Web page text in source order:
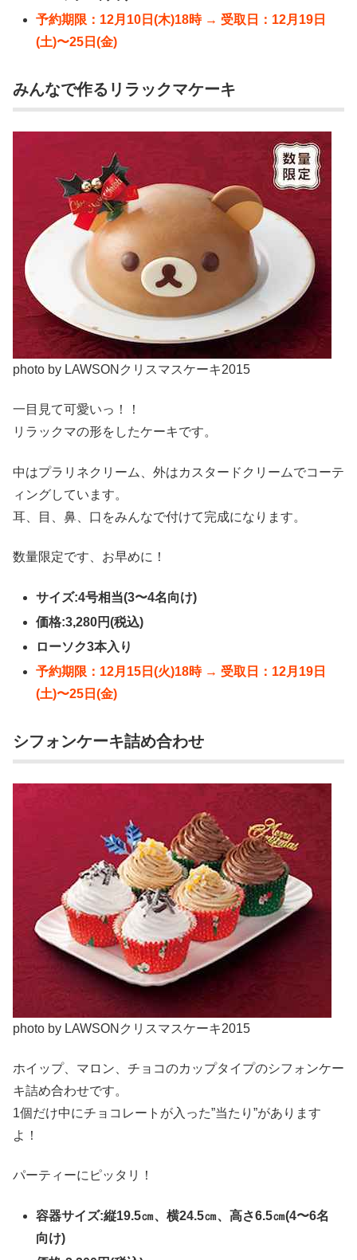
予約期限：12月10日(木)18時 → 受取日：12月19日
(土)〜25日(金)
みんなで作るリラックマケーキ
photo by LAWSONクリスマスケーキ2015
一目見て可愛いっ！！
リラックマの形をしたケーキです。
中はプラリネクリーム、外はカスタードクリームでコーテ
ィングしています。
耳、目、鼻、口をみんなで付けて完成になります。
数量限定です、お早めに！
サイズ:4号相当(3〜4名向け)
価格:3,280円(税込)
ローソク3本入り
予約期限：12月15日(火)18時 → 受取日：12月19日
(土)〜25日(金)
シフォンケーキ詰め合わせ
photo by LAWSONクリスマスケーキ2015
ホイップ、マロン、チョコのカップタイプのシフォンケー
キ詰め合わせです。
1個だけ中にチョコレートが入った”当たり”があります
よ！
パーティーにピッタリ！
容器サイズ:縦19.5㎝、横24.5㎝、高さ6.5㎝(4〜6名
向け)